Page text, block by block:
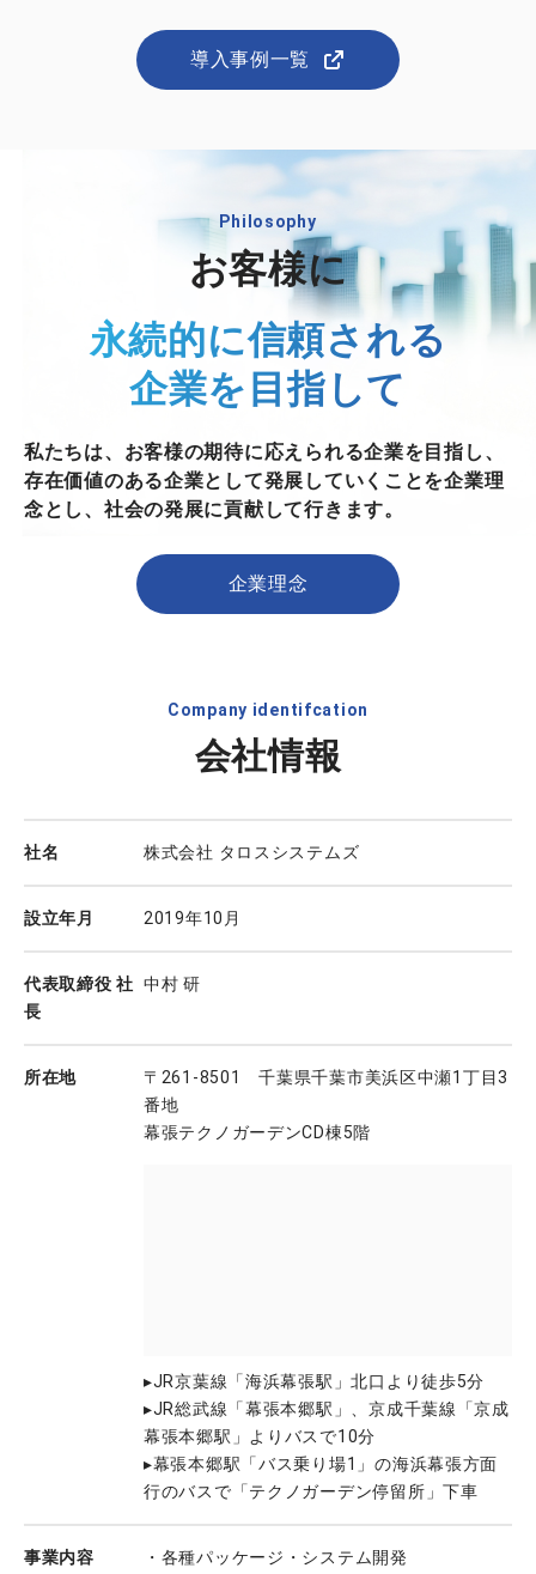
導入事例一覧
Philosophy
お客様に
永続的に信頼される
企業を目指して
私たちは、お客様の期待に応えられる企業を目指し、
存在価値のある企業として発展していくことを企業理
念とし、社会の発展に貢献して行きます。
企業理念
Company identifcation
会社情報
社名 株式会社 タロスシステムズ
設立年月 2019年10月
代表取締役 社
長
中村 研
所在地
〒261-8501 千葉県千葉市美浜区中瀬1丁目3
番地
幕張テクノガーデンCD棟5階
▸JR京葉線「海浜幕張駅」北口より徒歩5分
▸JR総武線「幕張本郷駅」、京成千葉線「京成
幕張本郷駅」よりバスで10分
▸幕張本郷駅「バス乗り場1」の海浜幕張方面
行のバスで「テクノガーデン停留所」下車
事業内容
・各種パッケージ・システム開発